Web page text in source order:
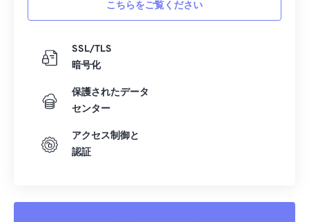
こちらをご覧ください
SSL/TLS
暗号化
保護されたデータ
センター
アクセス制御と
認証